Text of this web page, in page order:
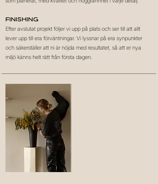
Finishing
Efter avslutat projekt följer vi upp på plats och ser till att allt
lever upp till era förväntningar. Vi lyssnar på era synpunkter
och säkerställer att ni är nöjda med resultatet, så att er nya
miljö känns helt rätt från första dagen.